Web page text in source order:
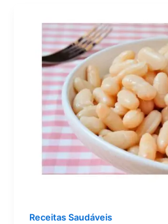
Receitas Saudáveis